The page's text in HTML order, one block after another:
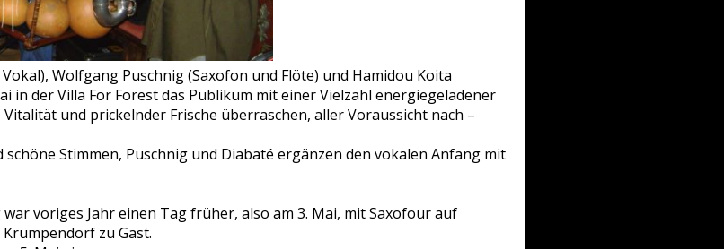
Wolfgang Puschnig (Saxofon und Flöte) und Hamidou Koita
in der Villa For Forest das Publikum mit einer Vielzahl energiegeladener
und prickelnder Frische überraschen, aller Voraussicht nach –
Stimmen, Puschnig und Diabaté ergänzen den vokalen Anfang mit
voriges Jahr einen Tag früher, also am 3. Mai, mit Saxofour auf
zu Gast.